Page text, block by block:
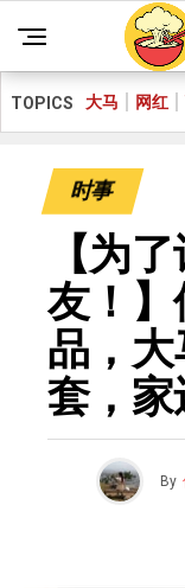
TOPICS 大马 网红
时事
【为
友！】
品，大
套，家
By